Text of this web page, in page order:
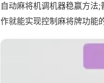
自动麻将机调机器稳赢方法
作就能实现控制麻将牌功能